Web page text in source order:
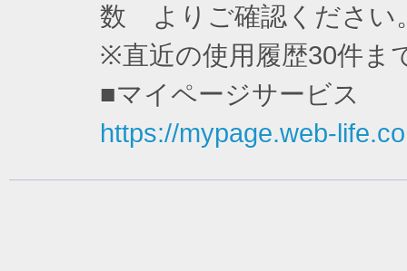
数 よりご確認ください
※直近の使用履歴30件ま
■マイページサービス
https://mypage.web-